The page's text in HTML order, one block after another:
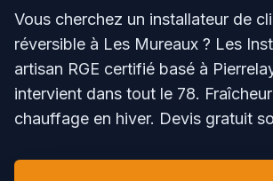
Vous cherchez un installateur de
réversible à Les Mureaux ? Les
artisan RGE certifié basé à
intervient dans tout le 78.
chauffage en hiver. Devis gratuit